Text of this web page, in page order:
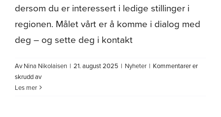
dersom du er interessert i ledige stillinger i
regionen. Målet vårt er å komme i dialog med
deg – og sette deg i kontakt
AvNina Nikolaisen | 21. august 2025 | Nyheter | Kommentarer er
skrudd avfor
Er
Les mer